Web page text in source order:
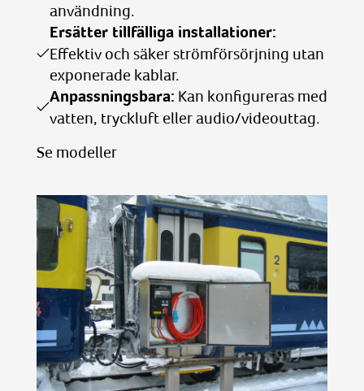
användning.
Ersätter tillfälliga installationer:
Effektiv och säker strömförsörjning utan
exponerade kablar.
Anpassningsbara: Kan konfigureras med
vatten, tryckluft eller audio/videouttag.
Se modeller